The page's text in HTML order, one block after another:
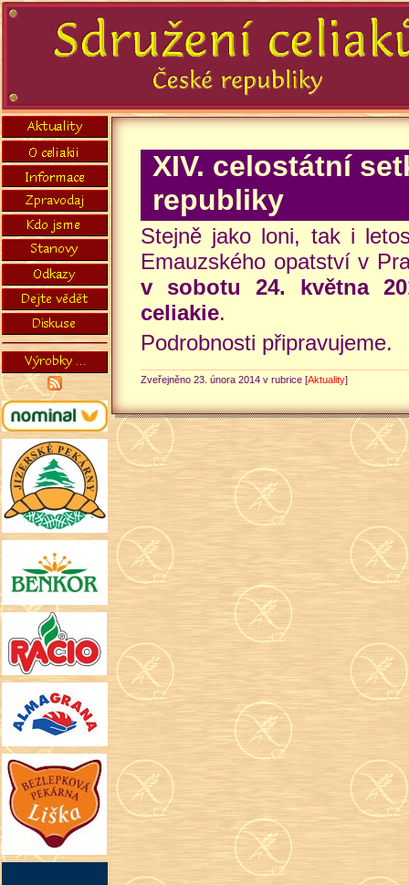
XIV. celostátní
republiky
Stejně jako loni, tak i
Emauzského opatství v
v sobotu 24. května
celiakie.
Podrobnosti připravujeme.
Zveřejněno 23. února 2014 v rubrice [Aktuality]